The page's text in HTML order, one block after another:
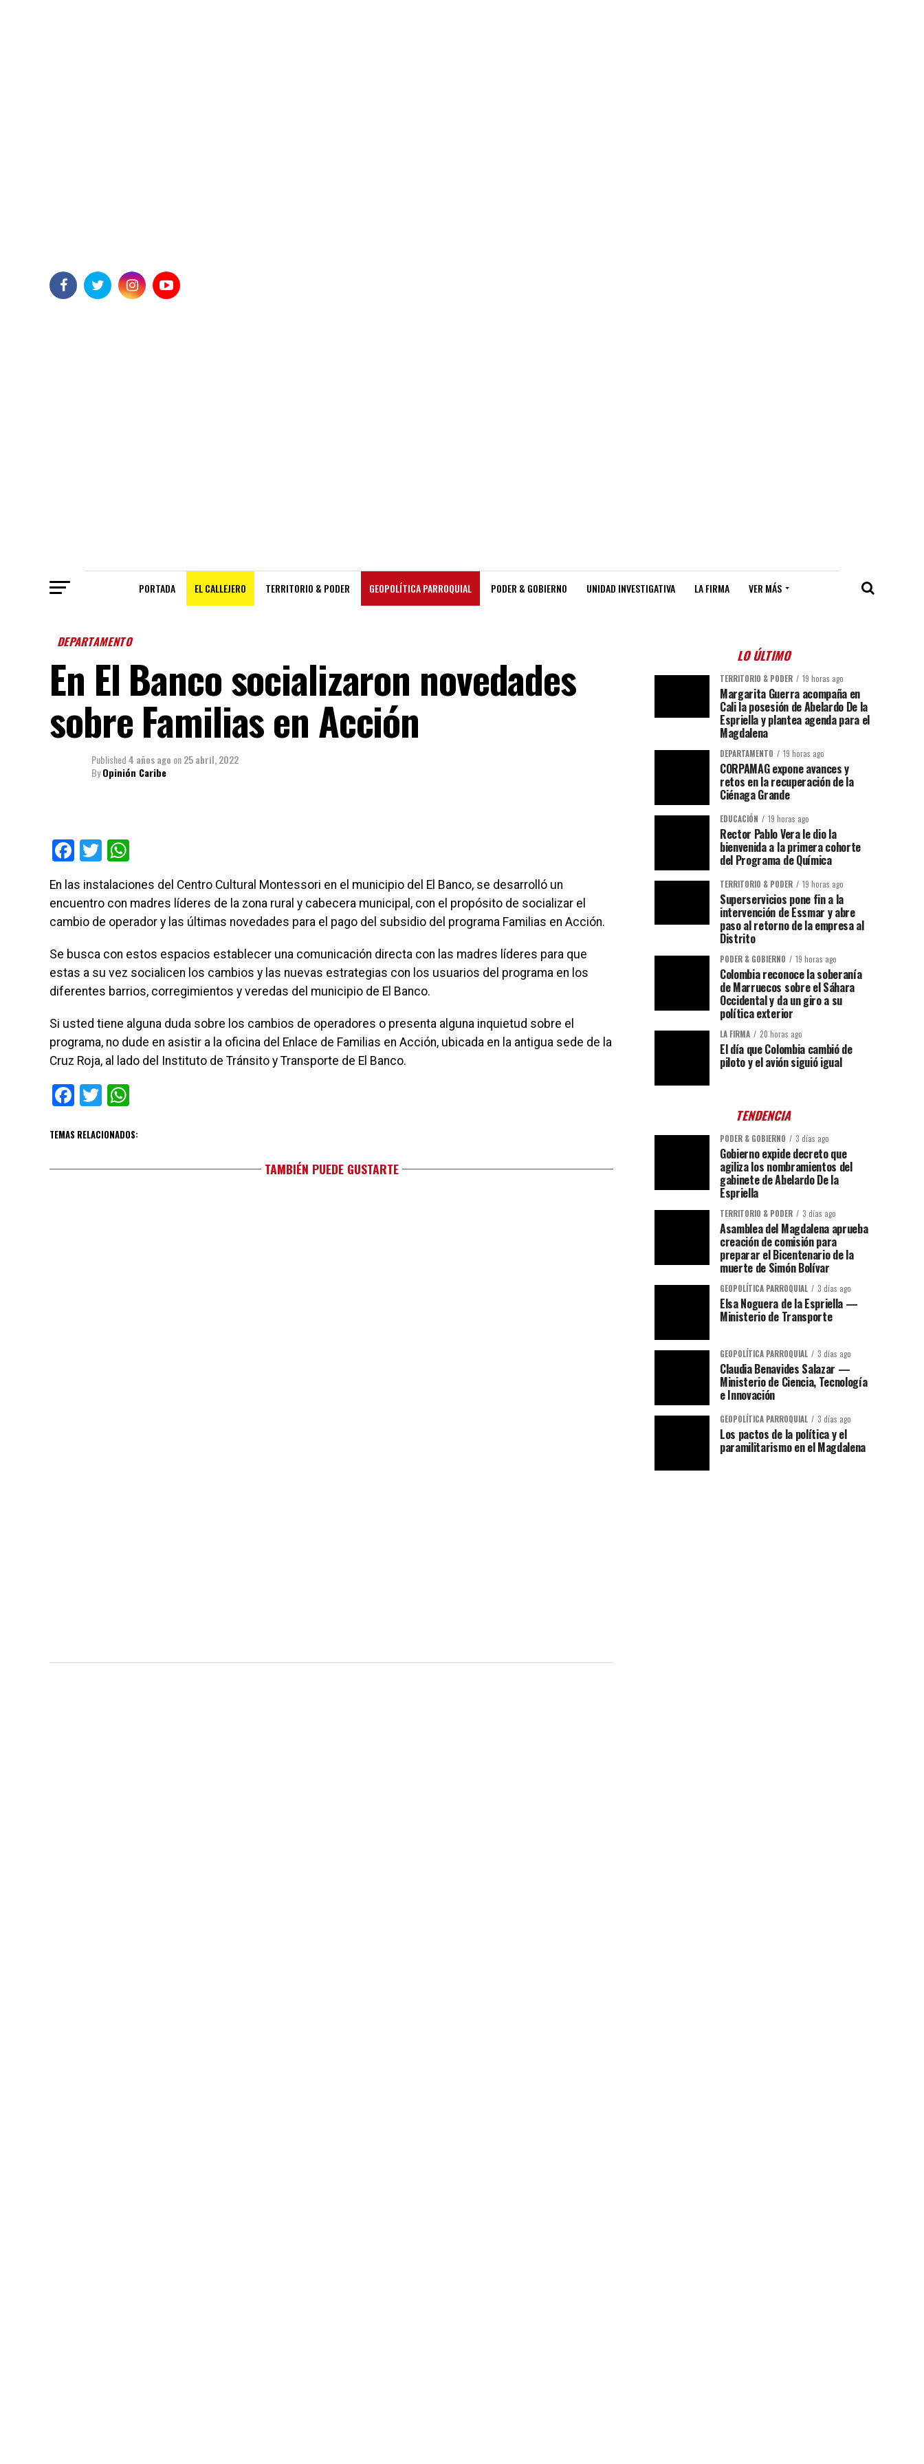
PORTADA EL CALLEJERO TERRITORIO & PODER GEOPOLÍTICA PARROQUIAL PODER & GOBIERNO UNIDAD INVESTIGATIVA LA FIRMA VER MÁS
DEPARTAMENTO
En El Banco socializaron novedades
sobre Familias en Acción
Published4 años ago on25 abril, 2022
ByOpinión Caribe
Facebook
Twitter
En las instalaciones del Centro Cultural Montessori en el municipio del El Banco, se desarrolló un
encuentro con madres líderes de la zona rural y cabecera municipal, con el propósito de socializar el
cambio de operador y las últimas novedades para el pago del subsidio del programa Familias en Acción.
Se busca con estos espacios establecer una comunicación directa con las madres líderes para que
estas a su vez socialicen los cambios y las nuevas estrategias con los usuarios del programa en los
diferentes barrios, corregimientos y veredas del municipio de El Banco.
Si usted tiene alguna duda sobre los cambios de operadores o presenta alguna inquietud sobre el
programa, no dude en asistir a la oficina del Enlace de Familias en Acción, ubicada en la antigua sede de la
Cruz Roja, al lado del Instituto de Tránsito y Transporte de El Banco.
Facebook
Twitter
TEMAS RELACIONADOS:
TAMBIÉN PUEDE GUSTARTE
LO ÚLTIMO
TERRITORIO & PODER 19 horas ago
Margarita Guerra acompaña en
Cali la posesión de Abelardo De la
Espriella y plantea agenda para el
Magdalena
DEPARTAMENTO 19 horas ago
CORPAMAG expone avances y
retos en la recuperación de la
Ciénaga Grande
EDUCACIÓN 19 horas ago
Rector Pablo Vera le dio la
bienvenida a la primera cohorte
del Programa de Química
TERRITORIO & PODER 19 horas ago
Superservicios pone fin a la
intervención de Essmar y abre
paso al retorno de la empresa al
Distrito
PODER & GOBIERNO 19 horas ago
Colombia reconoce la soberanía
de Marruecos sobre el Sáhara
Occidental y da un giro a su
política exterior
LA FIRMA 20 horas ago
El día que Colombia cambió de
piloto y el avión siguió igual
TENDENCIA
PODER & GOBIERNO 3 días ago
Gobierno expide decreto que
agiliza los nombramientos del
gabinete de Abelardo De la
Espriella
TERRITORIO & PODER 3 días ago
Asamblea del Magdalena aprueba
creación de comisión para
preparar el Bicentenario de la
muerte de Simón Bolívar
GEOPOLÍTICA PARROQUIAL 3 días ago
Elsa Noguera de la Espriella —
Ministerio de Transporte
GEOPOLÍTICA PARROQUIAL 3 días ago
Claudia Benavides Salazar —
Ministerio de Ciencia, Tecnología
e Innovación
GEOPOLÍTICA PARROQUIAL 3 días ago
Los pactos de la política y el
paramilitarismo en el Magdalena